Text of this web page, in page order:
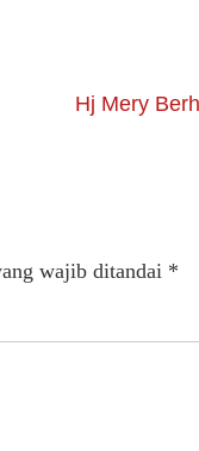
Hj Mery
wajib ditandai *